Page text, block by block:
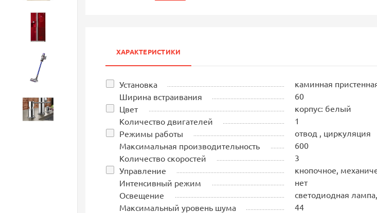
Бытовая техника
ХАРАКТЕРИСТИКИ
Установка
каминная
Ширина встраивания
60
Цвет
корпус: белый
Количество двигателей
1
Режимы работы
отвод , циркуляция
Максимальная производительность
600
Количество скоростей
3
Управление
кнопочное,
Интенсивный режим
нет
Освещение
светодиодная
Максимальный уровень шума
44